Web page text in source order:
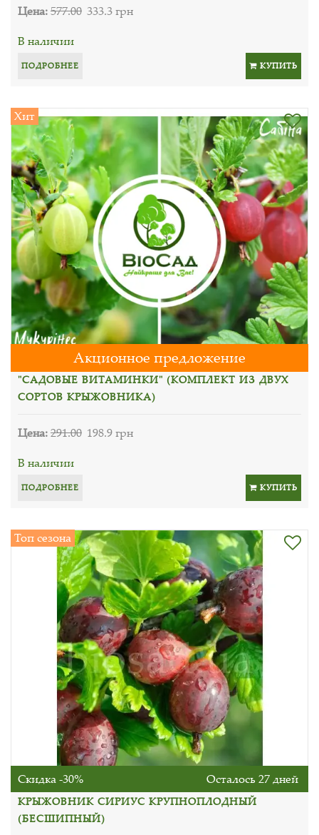
Цена:577.00 333.3 грн
В наличии
ПОДРОБНЕЕ КУПИТЬ
Хит
Акционное предложение
"САДОВЫЕ ВИТАМИНКИ" (КОМПЛЕКТ ИЗ ДВУХ
СОРТОВ КРЫЖОВНИКА)
Цена:291.00 198.9 грн
В наличии
ПОДРОБНЕЕ КУПИТЬ
Топ сезона
Скидка -30% Осталось 27 дней
КРЫЖОВНИК СИРИУС КРУПНОПЛОДНЫЙ
(БЕСШИПНЫЙ)